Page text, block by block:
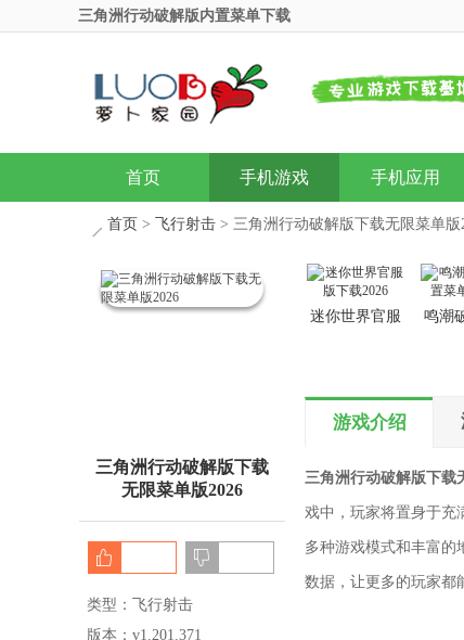
三角洲行动破解版内置菜单下载
首页 手机游戏 手机应用
首页 > 飞行射击 > 三角洲行动破解版下载无限菜单版
三角洲行动破解版下载
无限菜单版2026
类型：飞行射击
版本：v1.201.371
迷你世界官服
鸣潮
游戏介绍
三角洲行动破解版下载
戏中，玩家将置身于充
多种游戏模式和丰富的
数据，让更多的玩家都